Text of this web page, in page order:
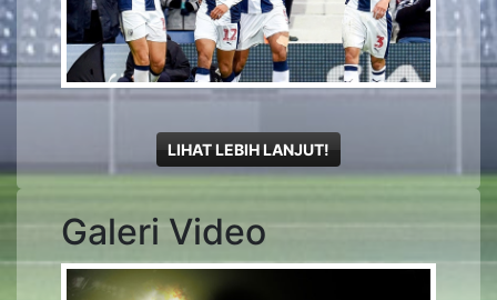
LIHAT LEBIH LANJUT!
Galeri Video